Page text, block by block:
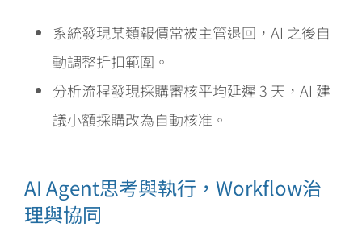
系統發現某類報價常被主管退回，AI 之後自
動調整折扣範圍。
分析流程發現採購審核平均延遲 3 天，AI 建
議小額採購改為自動核准。
AI Agent思考與執行，Workflow治
理與協同